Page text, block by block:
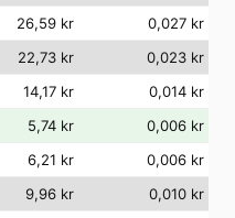
26,59 kr
0,027 kr
22,73 kr
0,023 kr
14,17 kr
0,014 kr
5,74 kr
0,006 kr
6,21 kr
0,006 kr
9,96 kr
0,010 kr